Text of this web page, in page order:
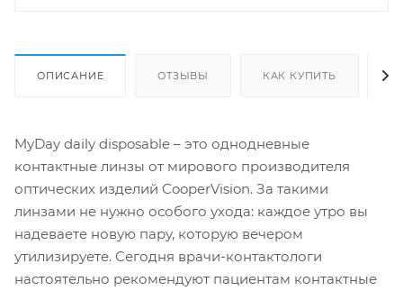
ОПИСАНИЕ ОТЗЫВЫ КАК КУПИТЬ
MyDay daily disposable – это однодневные
контактные линзы от мирового производителя
оптических изделий CooperVision. За такими
линзами не нужно особого ухода: каждое утро вы
надеваете новую пару, которую вечером
утилизируете. Сегодня врачи-контактологи
настоятельно рекомендуют пациентам контактные